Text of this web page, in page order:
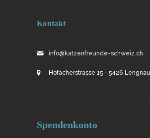
Kontakt
info@katzenfreunde-schweiz.ch
Hofacherstrasse 15 - 5426 Lengnau
Spendenkonto